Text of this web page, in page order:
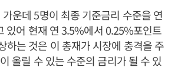
운데 5명이 최종 기준금리 수준을 연
있어 현재 연 3.5%에서 0.25%포인트
하는 것은 이 총재가 시장에 충격을 주
올릴 수 있는 수준의 금리가 될 수 있